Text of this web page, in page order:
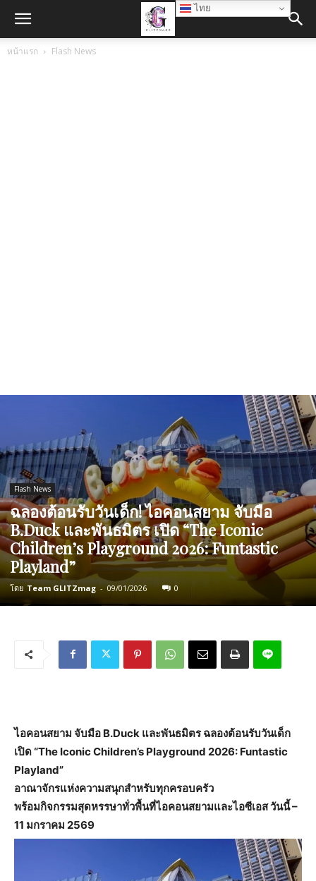
หน้าแรก Flash News
Flash News
ฉลองต้อนรับวันเด็ก! ไอคอนสยาม จับมือ
B.Duck และพันธมิตร เปิด “The Iconic
Children’s Playground 2026: Funtastic
Playland”
โดย Team GLITZmag - 09/01/2026 0
ไอคอนสยาม จับมือ B.Duck และพันธมิตร ฉลองต้อนรับวันเด็ก
เปิด “The Iconic Children’s Playground 2026: Funtastic
Playland”
อาณาจักรแห่งความสนุกสำหรับทุกครอบครัว
พร้อมกิจกรรมสุดหรรษาทั่วพื้นที่ไอคอนสยามและไอซีเอส วันนี้ –
11 มกราคม 2569
ไทย